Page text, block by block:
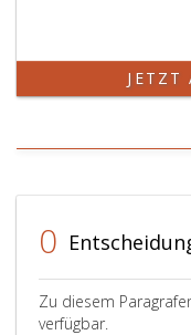
JETZT
0
Zu diesem
verfügbar.